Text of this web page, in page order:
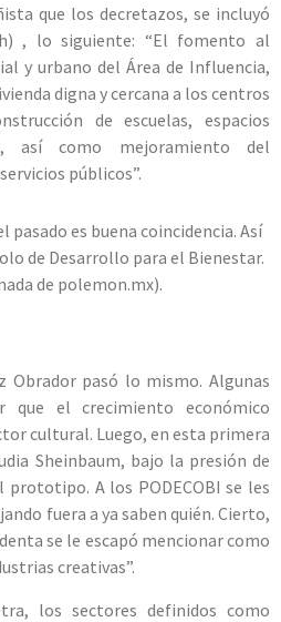
que los decretazos, se incluyó
, lo siguiente: “El fomento al
y urbano del Área de Influencia,
digna y cercana a los centros
de escuelas, espacios
así como mejoramiento del
públicos”.
pasado es buena coincidencia. Así
de Desarrollo para el Bienestar.
de polemon.mx).
Obrador pasó lo mismo. Algunas
que el crecimiento económico
cultural. Luego, en esta primera
Sheinbaum, bajo la presión de
A los PODECOBI se les
fuera a ya saben quién. Cierto,
se le escapó mencionar como
creativas”.
los sectores definidos como